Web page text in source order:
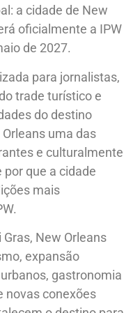
a cidade de New
oficialmente a IPW
de 2027.
para jornalistas,
trade turístico e
do destino
uma das
e culturalmente
que a cidade
mais
New Orleans
expansão
gastronomia
novas conexões